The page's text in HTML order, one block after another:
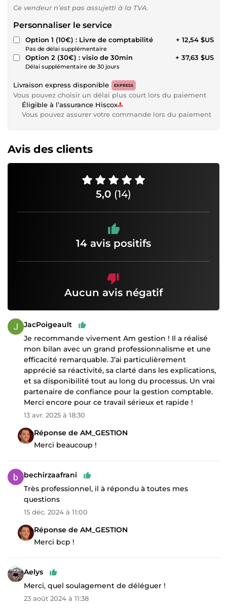
Ce vendeur n’est pas assujetti à la TVA.
Personnaliser le service
Option 1 (10€) : Livre de comptabilité
Pas de délai supplémentaire
+ 12,54 $US
Option 2 (30€) : visio de 30min
Délai supplémentaire de 30 jours
+ 37,63 $US
Livraison express disponible EXPRESS
Vous pouvez choisir un délai plus court lors du paiement
Éligible à l’assurance Hiscox
Vous pouvez assurer votre commande lors du paiement
Avis des clients
5,0 (14)
14 avis positifs
Aucun avis négatif
JacPoigeault
Je recommande vivement Am gestion ! Il a réalisé
mon bilan avec un grand professionnalisme et une
efficacité remarquable. J’ai particulièrement
apprécié sa réactivité, sa clarté dans les explications,
et sa disponibilité tout au long du processus. Un vrai
partenaire de confiance pour la gestion comptable.
Merci encore pour ce travail sérieux et rapide !
13 avr. 2025 à 18:30
Réponse de AM_GESTION
Merci beaucoup !
bechirzaafrani
Très professionnel, il à répondu à toutes mes
questions
15 déc. 2024 à 11:00
Réponse de AM_GESTION
Merci bcp !
Aelys
Merci, quel soulagement de déléguer !
23 août 2024 à 11:38